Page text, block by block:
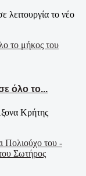
λειτουργία το νέο
όλο το...
Κρήτης